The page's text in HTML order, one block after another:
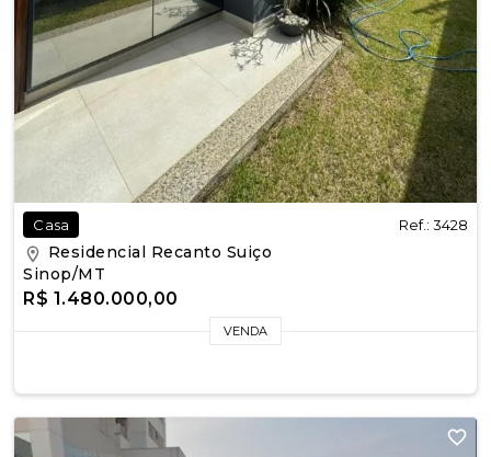
Casa Ref.: 3428
Residencial Recanto Suiço
Sinop/MT
R$ 1.480.000,00
VENDA